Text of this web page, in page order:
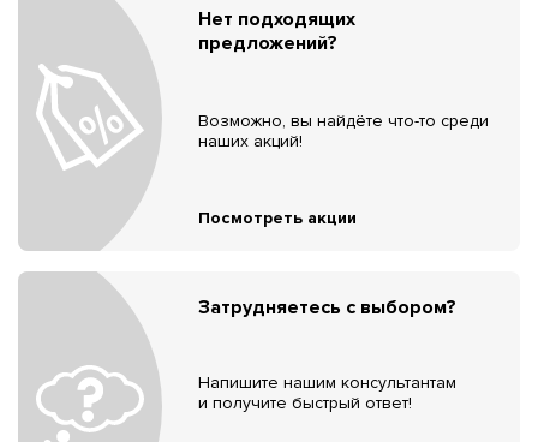
Нет подходящих
предложений?
Возможно, вы найдёте что-то среди
наших акций!
Посмотреть акции
Затрудняетесь с выбором?
Напишите нашим консультантам
и получите быстрый ответ!